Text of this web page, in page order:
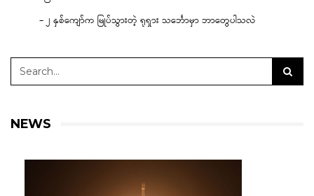
– ၂ နှစ်ကျော်က မြုပ်သွားတဲ့ ရုရှား သင်္ဘောမှာ ဘာတွေပါသလဲ
NEWS